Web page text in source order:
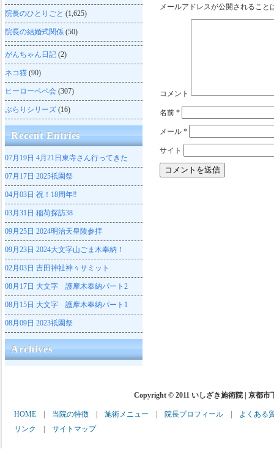
メールアドレスが公開されること
コメント
名前 *
メール *
サイト
院長のひとりごと (1,625)
院長の結婚式関係 (50)
がんちゃん日記 (2)
ネコ猫 (90)
ヒーローペペ会 (307)
ぶらりシリーズ (16)
Recent Entries
07月19日 4月21日東寺さん行ってきた
07月17日 2025祇園祭
04月03日 祝！18周年‼
03月31日 稲荷探訪38
09月25日 2024明治天皇陵参拝
09月23日 2024大文字山ごま木奉納！
02月03日 吉田神社神々サミット
08月17日 大文字 護摩木奉納パート2
08月15日 大文字 護摩木奉納パート1
08月09日 2023祇園祭
Archives
Copyright © 2011 いしざき施術院 | 京都
HOME 当院の特徴 施術メニュー 院長プロフィール
よくある
リンク
サイトマップ